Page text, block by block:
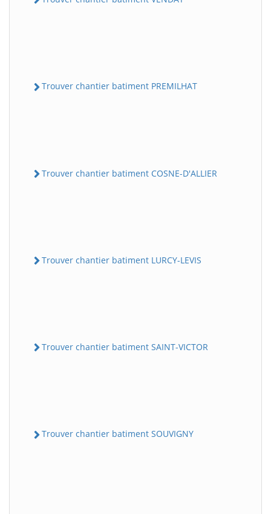
Trouver chantier batiment PREMILHAT
Trouver chantier batiment COSNE-D'ALLIER
Trouver chantier batiment LURCY-LEVIS
Trouver chantier batiment SAINT-VICTOR
Trouver chantier batiment SOUVIGNY